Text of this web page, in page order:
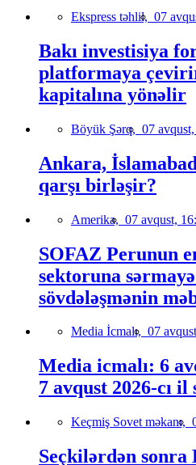
Ekspress təhlil, 07
Bakı investisiya
platformaya
kapitalına yönəlir
Böyük Şərq, 07
Ankara,
qarşı birləşir?
Amerika, 07 avqust,
SOFAZ Perunun
sektoruna
sövdələşmənin
Media İcmalı, 07
Media icmalı: 6
7 avqust 2026-cı il
Keçmiş Sovet məkanı,
Seçkilərdən sonra